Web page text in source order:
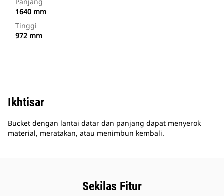
Panjang
1640 mm
Tinggi
972 mm
Ikhtisar
Bucket dengan lantai datar dan panjang dapat menyerok
material, meratakan, atau menimbun kembali.
Sekilas Fitur